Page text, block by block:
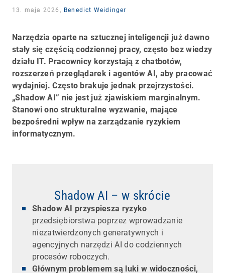
13. maja 2026, Benedict Weidinger
Narzędzia oparte na sztucznej inteligencji już dawno
stały się częścią codziennej pracy, często bez wiedzy
działu IT. Pracownicy korzystają z chatbotów,
rozszerzeń przeglądarek i agentów AI, aby pracować
wydajniej. Często brakuje jednak przejrzystości.
„Shadow AI” nie jest już zjawiskiem marginalnym.
Stanowi ono strukturalne wyzwanie, mające
bezpośredni wpływ na zarządzanie ryzykiem
informatycznym.
Shadow AI – w skrócie
Shadow AI przyspiesza ryzyko
przedsiębiorstwa poprzez wprowadzanie
niezatwierdzonych generatywnych i
agencyjnych narzędzi AI do codziennych
procesów roboczych.
Głównym problemem są luki w widoczności,